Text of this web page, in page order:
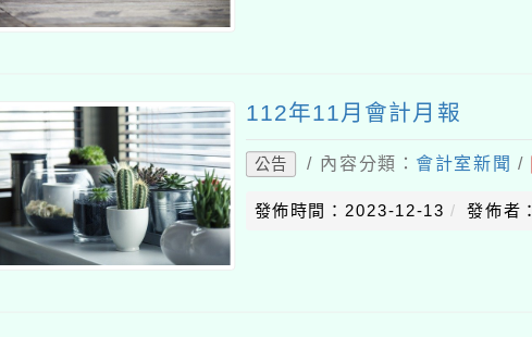
112年11月會計月報
公告 / 內容分類： 會計室新聞 /
發佈時間：2023-12-13 發佈者